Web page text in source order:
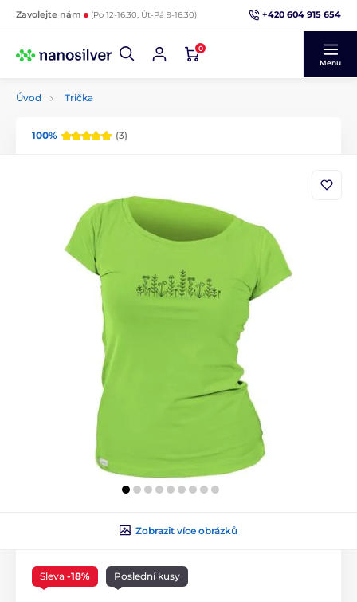
Zavolejte nám (Po 12-16:30, Út-Pá 9-16:30) +420 604 915 654
0
Menu
Úvod Trička
100% (3)
Zobrazit více obrázků
Sleva -18% Poslední kusy